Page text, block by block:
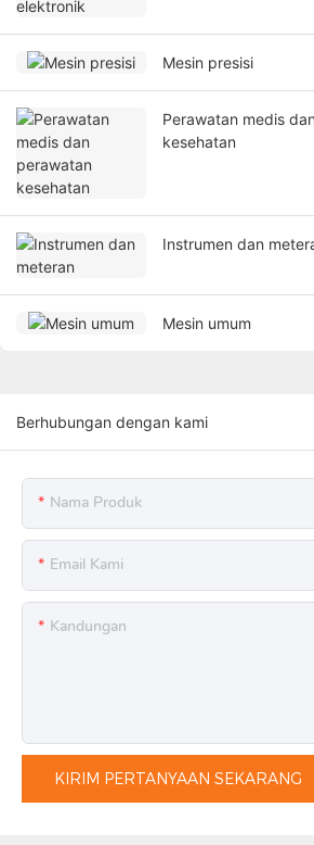
Mesin presisi
Perawatan medis
kesehatan
Instrumen dan
Mesin umum
Berhubungan dengan kami
Nama Produk
Email Kami
Kandungan
KIRIM PERTANYAAN SEKARANG